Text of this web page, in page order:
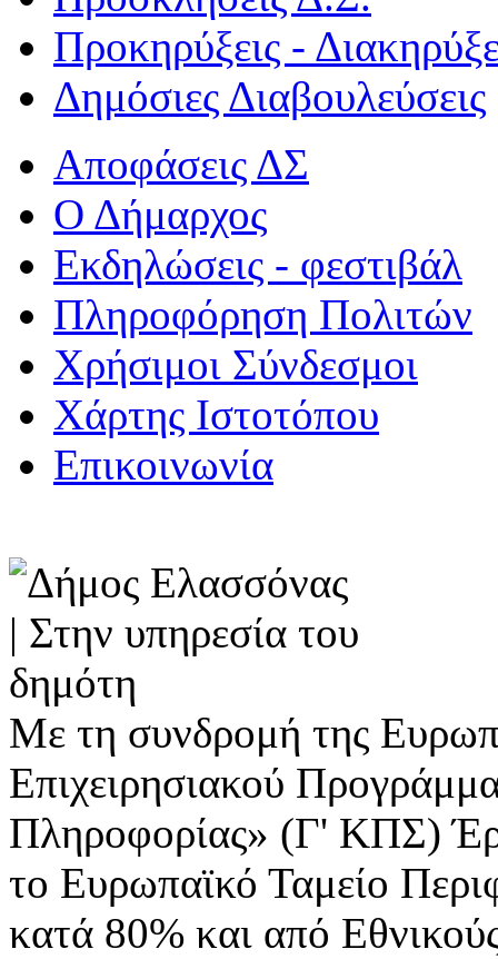
Προκηρύξεις -
Δημόσιες Διαβουλεύσεις
Αποφάσεις ΔΣ
Ο Δήμαρχος
Εκδηλώσεις - φεστιβάλ
Πληροφόρηση Πολιτών
Χρήσιμοι Σύνδεσμοι
Χάρτης Ιστοτόπου
Επικοινωνία
Με τη συνδρομή της
Επιχειρησιακού
Πληροφορίας» (Γ' ΚΠΣ)
το Ευρωπαϊκό Ταμείο
κατά 80% και από